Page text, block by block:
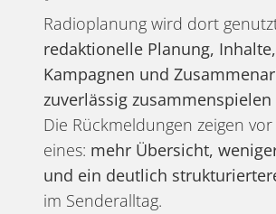
Radioplanung wird dort
redaktionelle Planung, Inhalte,
Kampagnen und
zuverlässig
Die Rückmeldungen zeigen
eines: mehr Übersicht,
und ein deutlich
im Senderalltag.